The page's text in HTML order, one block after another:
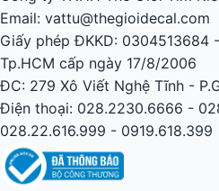
Email: vattu@thegioidecal.com
Giấy phép ĐKKD: 0304513684
Tp.HCM cấp ngày 17/8/2006
ĐC: 279 Xô Viết Nghệ Tĩnh -
Điện thoại: 028.2230.6666 -
028.22.616.999 - 0919.618.399